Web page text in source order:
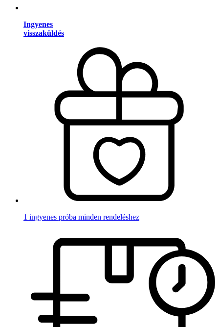
Ingyenes
visszaküldés
1 ingyenes próba minden rendeléshez